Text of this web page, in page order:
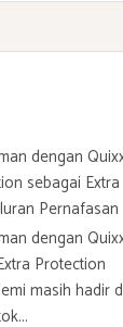
dengan
sebagai Extra
Pernafasan
dengan
Protection
masih hadir